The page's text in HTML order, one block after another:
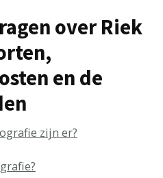
over Riek
en de
zijn er?